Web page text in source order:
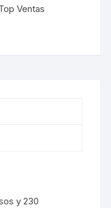
Ventas
y 230